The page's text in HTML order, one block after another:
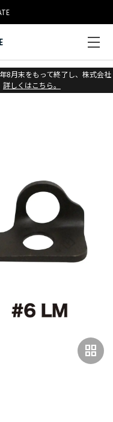
8月末をもって終了し、株式会社
詳しくはこちら。
グ > プロテクション
grid_view